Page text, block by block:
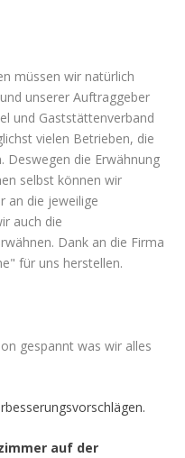
müssen wir natürlich
unserer Auftraggeber
und Gaststättenverband
vielen Betrieben, die
Deswegen die Erwähnung
selbst können wir
an die jeweilige
auch die
Dank an die Firma
für uns herstellen.
gespannt was wir alles
auf der